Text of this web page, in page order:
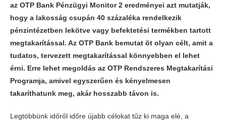
az OTP Bank Pénzügyi Monitor 2 eredményei azt mutatják,
hogy a lakosság csupán 40 százaléka rendelkezik
pénzintézetben lekötve vagy befektetési termékben tartott
megtakarítással. Az OTP Bank bemutat öt olyan célt, amit a
tudatos, tervezett megtakarítással könnyebben el lehet
érni. Erre lehet megoldás az OTP Rendszeres Megtakarítási
Programja, amivel egyszerűen és kényelmesen
takaríthatunk meg, akár hosszabb távon is.
Legtöbbünk időről időre újabb célokat tűz ki maga elé, a